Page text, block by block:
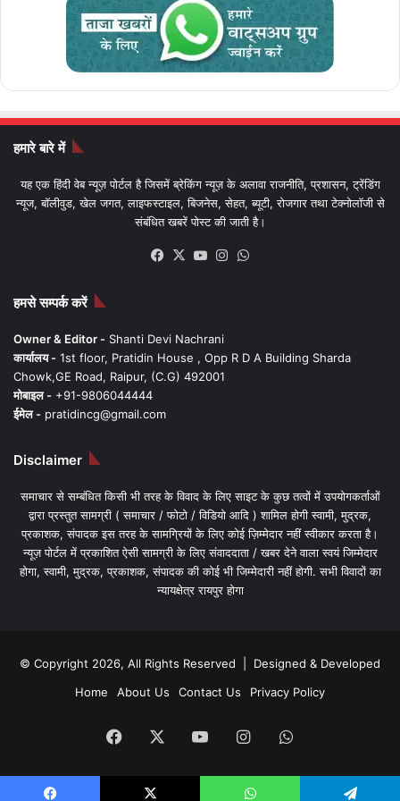
हमारे बारे में
यह एक हिंदी वेब न्यूज़ पोर्टल है जिसमें ब्रेकिंग न्यूज़ के अलावा राजनीति, प्रशासन, ट्रेंडिंग
न्यूज, बॉलीवुड, खेल जगत, लाइफस्टाइल, बिजनेस, सेहत, ब्यूटी, रोजगार तथा टेक्नोलॉजी से
संबंधित खबरें पोस्ट की जाती है।
Facebook
X YouTubeInstagram
हमसे सम्पर्क करें
Owner & Editor - Shanti Devi Nachrani
कार्यालय - 1st floor, Pratidin House , Opp R D A Building Sharda
Chowk,GE Road, Raipur, (C.G) 492001
मोबाइल - +91-9806044444
ईमेल - pratidincg@gmail.com
Disclaimer
समाचार से सम्बंधित किसी भी तरह के विवाद के लिए साइट के कुछ तत्वों में उपयोगकर्ताओं
द्वारा प्रस्तुत सामग्री ( समाचार / फोटो / विडियो आदि ) शामिल होगी स्वामी, मुद्रक,
प्रकाशक, संपादक इस तरह के सामग्रियों के लिए कोई ज़िम्मेदार नहीं स्वीकार करता है।
न्यूज़ पोर्टल में प्रकाशित ऐसी सामग्री के लिए संवाददाता / खबर देने वाला स्वयं जिम्मेदार
होगा, स्वामी, मुद्रक, प्रकाशक, संपादक की कोई भी जिम्मेदारी नहीं होगी. सभी विवादों का
न्यायक्षेत्र रायपुर होगा
© Copyright 2026, All Rights Reserved | Designed & Developed
Home
About Us Contact Us Privacy Policy
Facebook YouTubeInstagramWhatsApp